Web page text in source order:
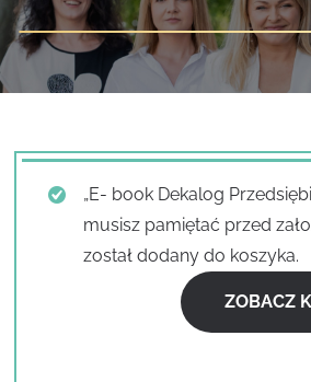
„E- book Dekalog
musisz pamiętać przed
został dodany do koszyka.
ZOBACZ